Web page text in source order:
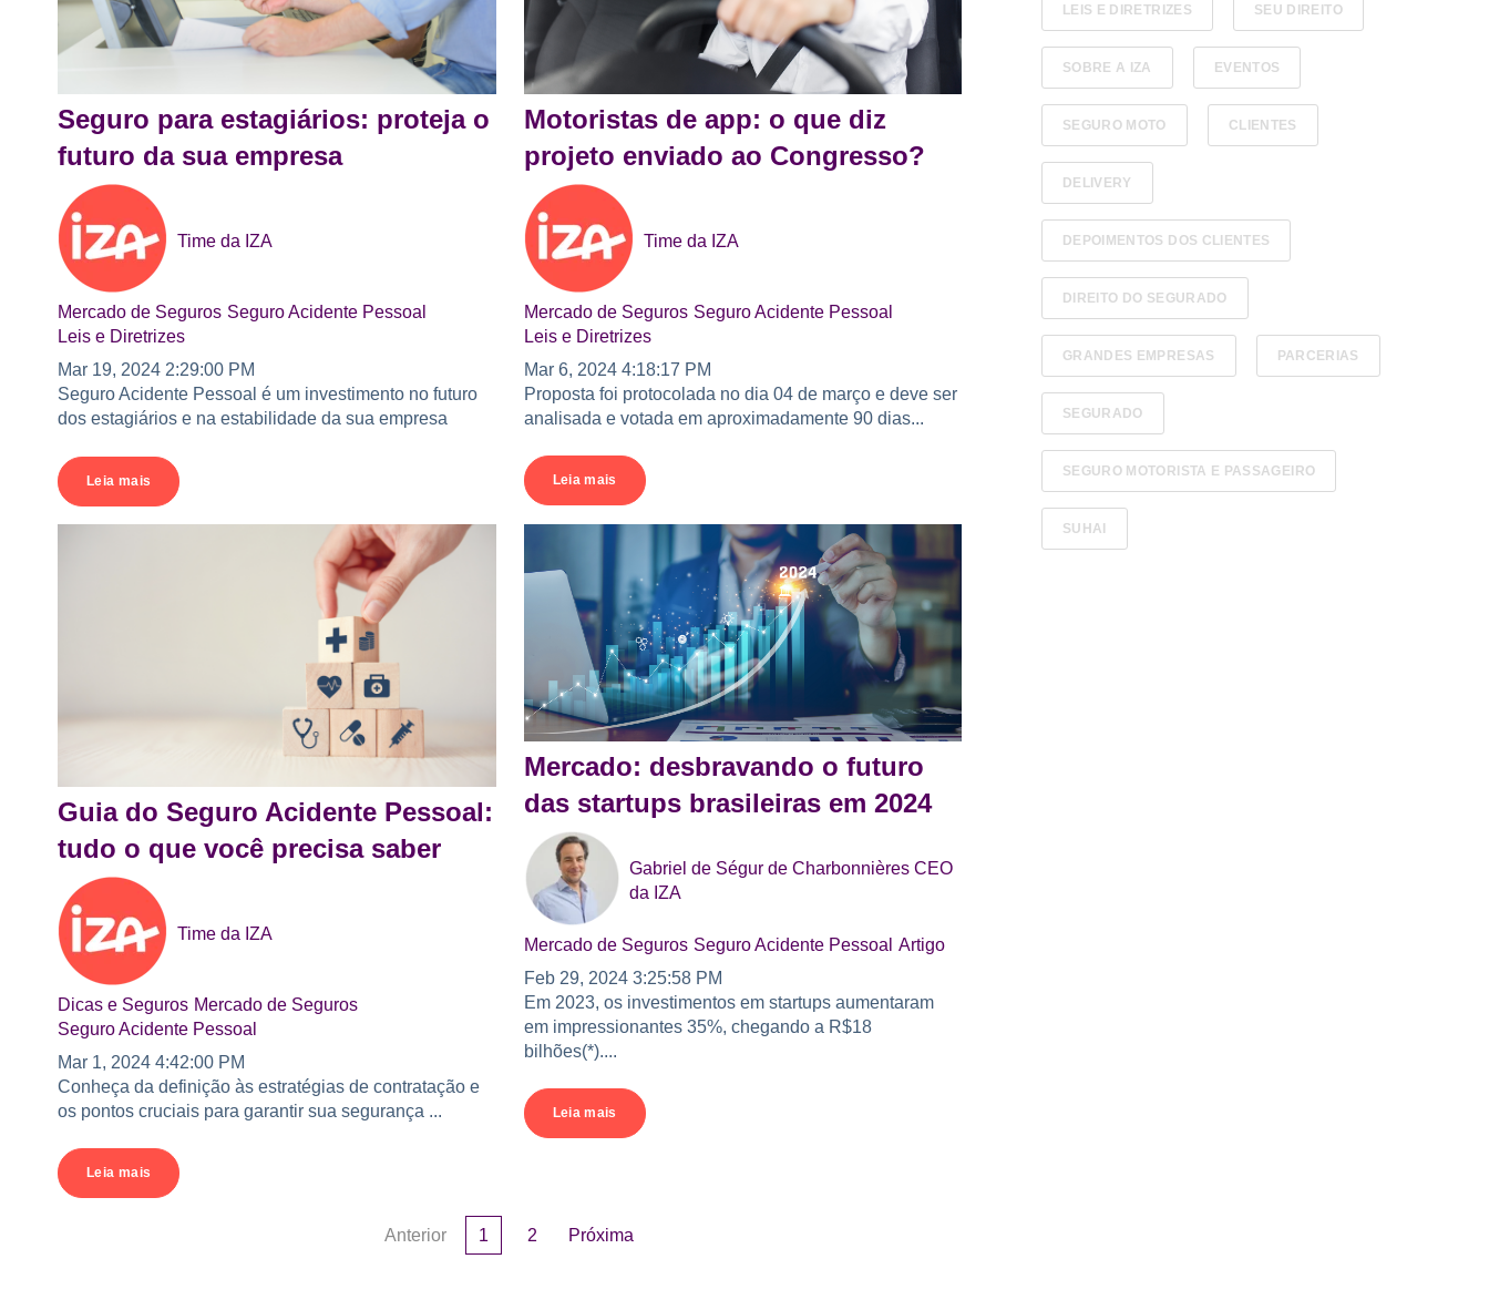
Seguro para estagiários: proteja o
futuro da sua empresa
Time da IZA
Mercado de Seguros Seguro Acidente Pessoal
Leis e Diretrizes
Mar 19, 2024 2:29:00 PM
Seguro Acidente Pessoal é um investimento no futuro
dos estagiários e na estabilidade da sua empresa
Leia mais
Motoristas de app: o que diz
projeto enviado ao Congresso?
Time da IZA
Mercado de Seguros Seguro Acidente Pessoal
Leis e Diretrizes
Mar 6, 2024 4:18:17 PM
Proposta foi protocolada no dia 04 de março e deve ser
analisada e votada em aproximadamente 90 dias...
Leia mais
Guia do Seguro Acidente Pessoal:
tudo o que você precisa saber
Time da IZA
Dicas e Seguros Mercado de Seguros
Seguro Acidente Pessoal
Mar 1, 2024 4:42:00 PM
Conheça da definição às estratégias de contratação e
os pontos cruciais para garantir sua segurança ...
Leia mais
Mercado: desbravando o futuro
das startups brasileiras em 2024
Gabriel de Ségur de Charbonnières CEO
da IZA
Mercado de Seguros Seguro Acidente Pessoal Artigo
Feb 29, 2024 3:25:58 PM
Em 2023, os investimentos em startups aumentaram
em impressionantes 35%, chegando a R$18
bilhões(*)....
Leia mais
Anterior 1 2 Próxima
LEIS E DIRETRIZES SEU DIREITO
SOBRE A IZA EVENTOS
SEGURO MOTO CLIENTES
DELIVERY
DEPOIMENTOS DOS CLIENTES
DIREITO DO SEGURADO
GRANDES EMPRESAS PARCERIAS
SEGURADO
SEGURO MOTORISTA E PASSAGEIRO
SUHAI